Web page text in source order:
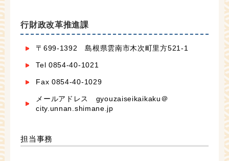
行財政改革推進課
〒699-1392 島根県雲南市木次町里方521-1
Tel 0854-40-1021
Fax 0854-40-1029
メールアドレス gyouzaiseikaikaku＠
city.unnan.shimane.jp
担当事務